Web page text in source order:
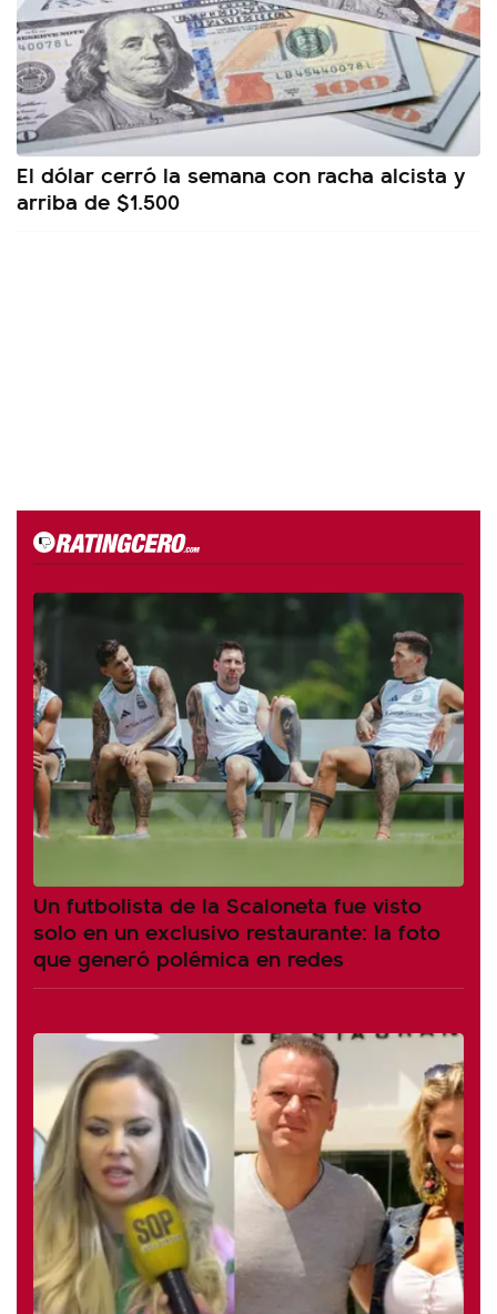
El dólar cerró la semana con racha alcista y
arriba de $1.500
Un futbolista de la Scaloneta fue visto
solo en un exclusivo restaurante: la foto
que generó polémica en redes